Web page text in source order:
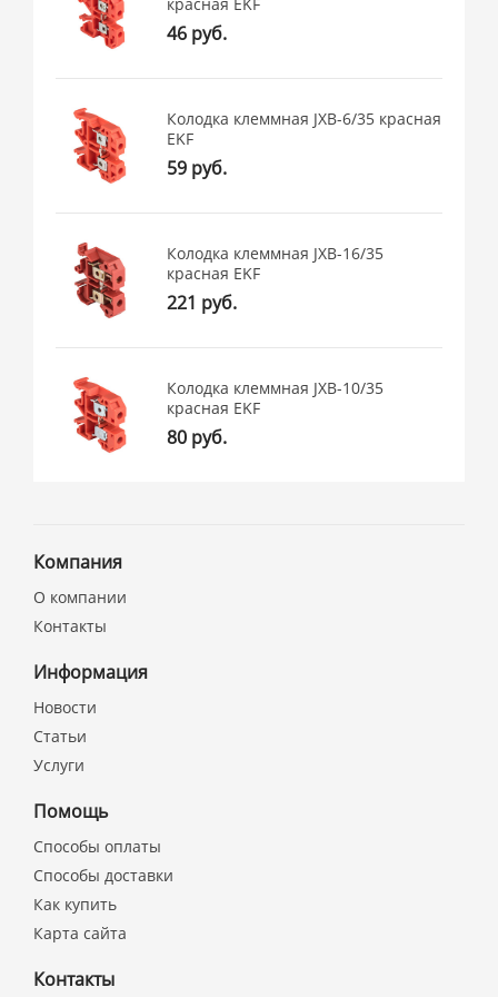
красная EKF
46 руб.
Колодка клеммная JXB-6/35 красная
EKF
59 руб.
Колодка клеммная JXB-16/35
красная EKF
221 руб.
Колодка клеммная JXB-10/35
красная EKF
80 руб.
Компания
О компании
Контакты
Информация
Новости
Статьи
Услуги
Помощь
Способы оплаты
Способы доставки
Как купить
Карта сайта
Контакты